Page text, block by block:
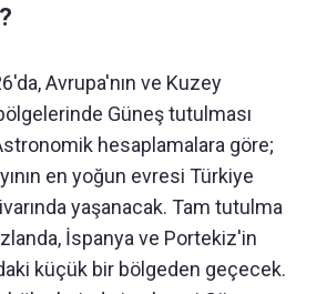
Avrupa'nın ve Kuzey
Güneş tutulması
hesaplamalara göre;
en yoğun evresi Türkiye
yaşanacak. Tam tutulma
İspanya ve Portekiz'in
küçük bir bölgeden geçecek.